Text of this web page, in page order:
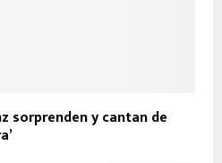
sorprenden y cantan de